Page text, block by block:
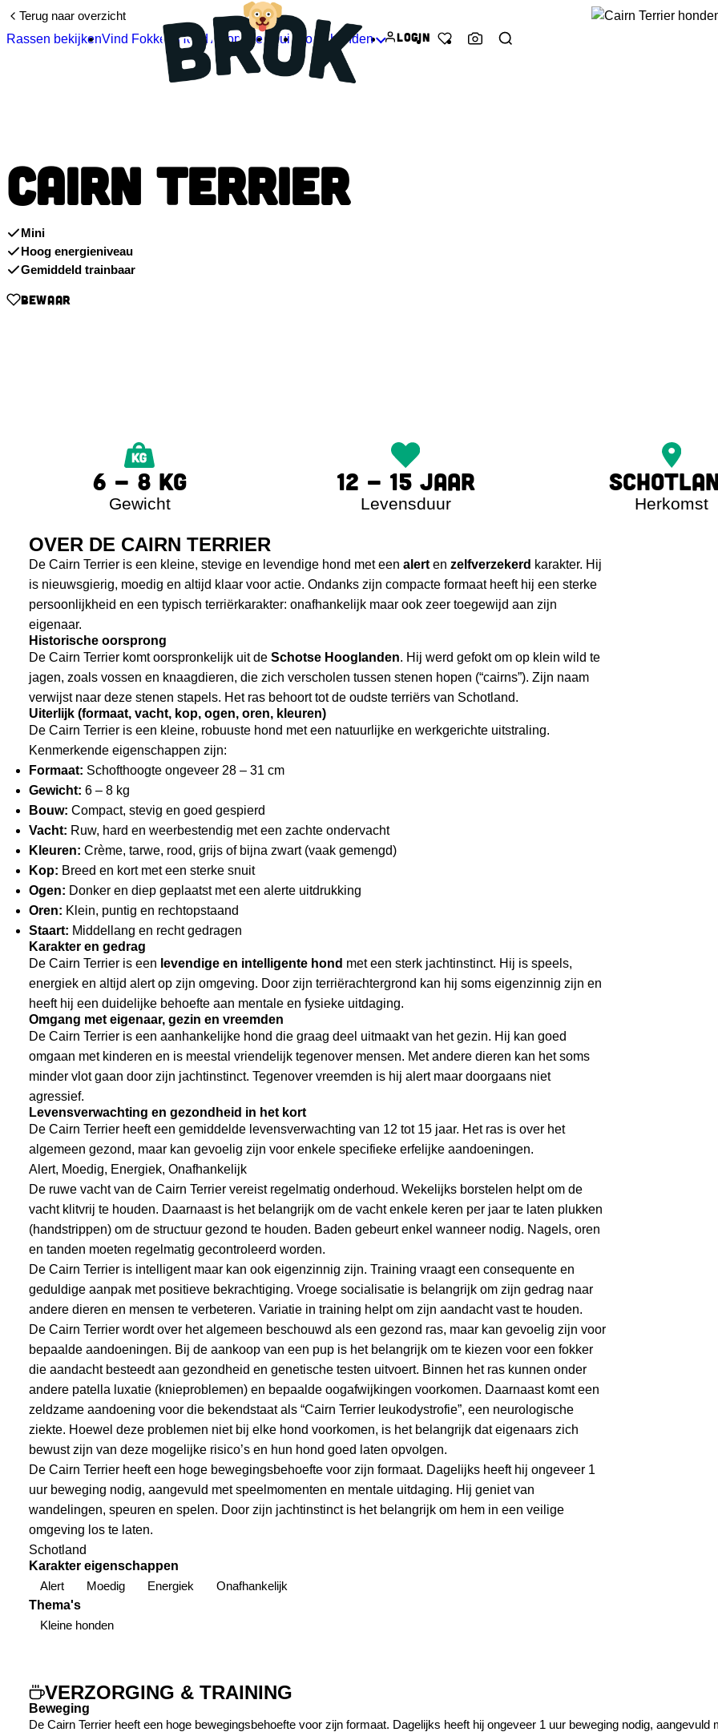
Rassen bekijkenVind Fokkers Hond Adopteren Quiz Soort honden Login
FavorietenRas herkenner
Terug naar overzicht
CAIRN TERRIER
Mini
Hoog energieniveau
Gemiddeld trainbaar
BEWAAR
6 - 8 KG
Gewicht
12 - 15 JAAR
Levensduur Herkomst
OVER DE CAIRN TERRIER
De Cairn Terrier is een kleine, stevige en levendige hond met een alert en zelfverzekerd karakter. Hij
is nieuwsgierig, moedig en altijd klaar voor actie. Ondanks zijn compacte formaat heeft hij een sterke
persoonlijkheid en een typisch terriërkarakter: onafhankelijk maar ook zeer toegewijd aan zijn
eigenaar.
Historische oorsprong
De Cairn Terrier komt oorspronkelijk uit de Schotse Hooglanden. Hij werd gefokt om op klein wild te
jagen, zoals vossen en knaagdieren, die zich verscholen tussen stenen hopen (“cairns”). Zijn naam
verwijst naar deze stenen stapels. Het ras behoort tot de oudste terriërs van Schotland.
Uiterlijk (formaat, vacht, kop, ogen, oren, kleuren)
De Cairn Terrier is een kleine, robuuste hond met een natuurlijke en werkgerichte uitstraling.
Kenmerkende eigenschappen zijn:
Formaat: Schofthoogte ongeveer 28 – 31 cm
Gewicht: 6 – 8 kg
Bouw: Compact, stevig en goed gespierd
Vacht: Ruw, hard en weerbestendig met een zachte ondervacht
Kleuren: Crème, tarwe, rood, grijs of bijna zwart (vaak gemengd)
Kop: Breed en kort met een sterke snuit
Ogen: Donker en diep geplaatst met een alerte uitdrukking
Oren: Klein, puntig en rechtopstaand
Staart: Middellang en recht gedragen
Karakter en gedrag
De Cairn Terrier is een levendige en intelligente hond met een sterk jachtinstinct. Hij is speels,
energiek en altijd alert op zijn omgeving. Door zijn terriërachtergrond kan hij soms eigenzinnig zijn en
heeft hij een duidelijke behoefte aan mentale en fysieke uitdaging.
Omgang met eigenaar, gezin en vreemden
De Cairn Terrier is een aanhankelijke hond die graag deel uitmaakt van het gezin. Hij kan goed
omgaan met kinderen en is meestal vriendelijk tegenover mensen. Met andere dieren kan het soms
minder vlot gaan door zijn jachtinstinct. Tegenover vreemden is hij alert maar doorgaans niet
agressief.
Levensverwachting en gezondheid in het kort
De Cairn Terrier heeft een gemiddelde levensverwachting van 12 tot 15 jaar. Het ras is over het
algemeen gezond, maar kan gevoelig zijn voor enkele specifieke erfelijke aandoeningen.
Alert, Moedig, Energiek, Onafhankelijk
De ruwe vacht van de Cairn Terrier vereist regelmatig onderhoud. Wekelijks borstelen helpt om de
vacht klitvrij te houden. Daarnaast is het belangrijk om de vacht enkele keren per jaar te laten plukken
(handstrippen) om de structuur gezond te houden. Baden gebeurt enkel wanneer nodig. Nagels, oren
en tanden moeten regelmatig gecontroleerd worden.
De Cairn Terrier is intelligent maar kan ook eigenzinnig zijn. Training vraagt een consequente en
geduldige aanpak met positieve bekrachtiging. Vroege socialisatie is belangrijk om zijn gedrag naar
andere dieren en mensen te verbeteren. Variatie in training helpt om zijn aandacht vast te houden.
De Cairn Terrier wordt over het algemeen beschouwd als een gezond ras, maar kan gevoelig zijn voor
bepaalde aandoeningen. Bij de aankoop van een pup is het belangrijk om te kiezen voor een fokker
die aandacht besteedt aan gezondheid en genetische testen uitvoert. Binnen het ras kunnen onder
andere patella luxatie (knieproblemen) en bepaalde oogafwijkingen voorkomen. Daarnaast komt een
zeldzame aandoening voor die bekendstaat als “Cairn Terrier leukodystrofie”, een neurologische
ziekte. Hoewel deze problemen niet bij elke hond voorkomen, is het belangrijk dat eigenaars zich
bewust zijn van deze mogelijke risico’s en hun hond goed laten opvolgen.
De Cairn Terrier heeft een hoge bewegingsbehoefte voor zijn formaat. Dagelijks heeft hij ongeveer 1
uur beweging nodig, aangevuld met speelmomenten en mentale uitdaging. Hij geniet van
wandelingen, speuren en spelen. Door zijn jachtinstinct is het belangrijk om hem in een veilige
omgeving los te laten.
Schotland
Karakter eigenschappen
Alert
Moedig Energiek
Onafhankelijk
Thema's
Kleine honden
VERZORGING & TRAINING
Beweging
De Cairn Terrier heeft een hoge bewegingsbehoefte voor zijn formaat. Dagelijks heeft hij ongeveer 1 uur beweging nodig, aangevuld